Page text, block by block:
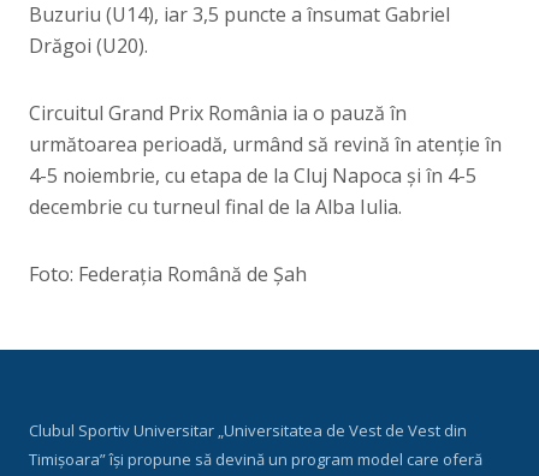
Buzuriu (U14), iar 3,5 puncte a însumat Gabriel
Drăgoi (U20).
Circuitul Grand Prix România ia o pauză în
următoarea perioadă, urmând să revină în atenție în
4-5 noiembrie, cu etapa de la Cluj Napoca și în 4-5
decembrie cu turneul final de la Alba Iulia.
Foto: Federația Română de Șah
Clubul Sportiv Universitar „Universitatea de Vest de Vest din
Timișoara” își propune să devină un program model care oferă